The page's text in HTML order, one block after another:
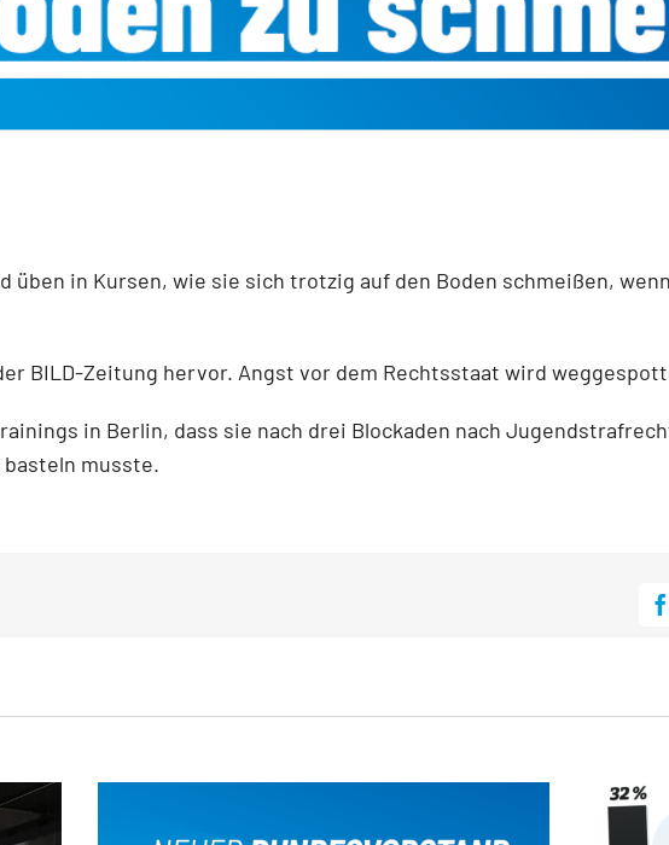
üben in Kursen, wie sie sich trotzig auf den Boden schmeißen,
BILD-Zeitung hervor. Angst vor dem Rechtsstaat wird
in Berlin, dass sie nach drei Blockaden nach
musste.